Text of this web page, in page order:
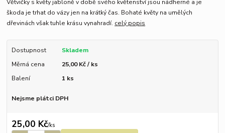
Větvičky s květy jabloně v době svého květenství jsou nádherné a je
škoda je trhat do vázy jen na krátký čas. Bohaté květy na umělých
dřevinách však tuhle krásu vynahradí. celý popis
Dostupnost
Skladem
Měrná cena
25,00 Kč / ks
Balení
1 ks
Nejsme plátci DPH
25,00 Kč/ks